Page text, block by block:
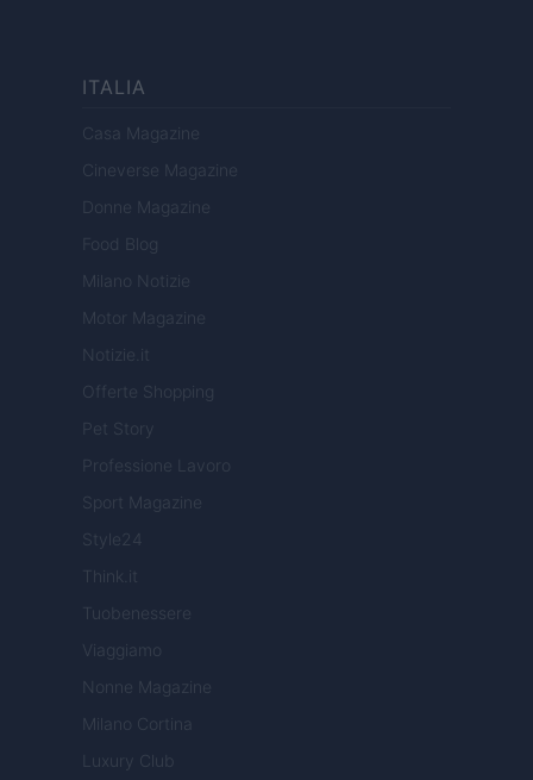
ITALIA
Casa Magazine
Cineverse Magazine
Donne Magazine
Food Blog
Milano Notizie
Motor Magazine
Notizie.it
Offerte Shopping
Pet Story
Professione Lavoro
Sport Magazine
Style24
Think.it
Tuobenessere
Viaggiamo
Nonne Magazine
Milano Cortina
Luxury Club